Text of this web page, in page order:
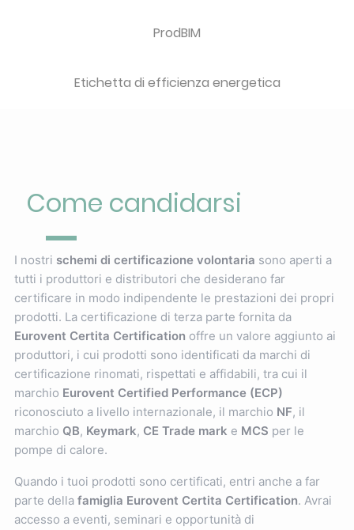
ProdBIM
Etichetta di efficienza energetica
Come candidarsi
I nostri schemi di certificazione volontaria sono aperti a
tutti i produttori e distributori che desiderano far
certificare in modo indipendente le prestazioni dei propri
prodotti. La certificazione di terza parte fornita da
Eurovent Certita Certification offre un valore aggiunto ai
produttori, i cui prodotti sono identificati da marchi di
certificazione rinomati, rispettati e affidabili, tra cui il
marchio Eurovent Certified Performance (ECP)
riconosciuto a livello internazionale, il marchio NF, il
marchio QB, Keymark, CE Trade mark e MCS per le
pompe di calore.
Quando i tuoi prodotti sono certificati, entri anche a far
parte della famiglia Eurovent Certita Certification. Avrai
accesso a eventi, seminari e opportunità di